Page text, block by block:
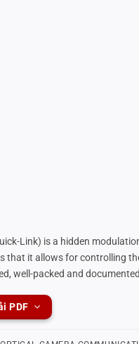
Link) is a hidden
that it allows for controlling
well-packed and
PDF